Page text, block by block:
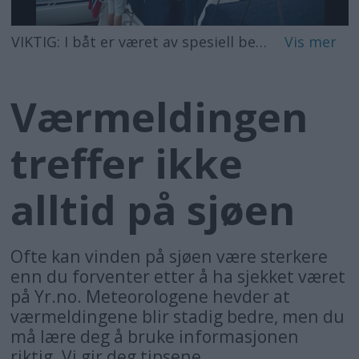
VIKTIG: I båt er været av spesiell betydning. Ikke bare for dagens klesvalg, men også for sikkerheten på sjøen. Gode vindmeldinger er viktig før du velger havn, og før du setter kurs for åpne farvann.
Værmeldingen
treffer ikke
alltid på sjøen
Ofte kan vinden på sjøen være sterkere
enn du forventer etter å ha sjekket været
på Yr.no. Meteorologene hevder at
værmeldingene blir stadig bedre, men du
må lære deg å bruke informasjonen